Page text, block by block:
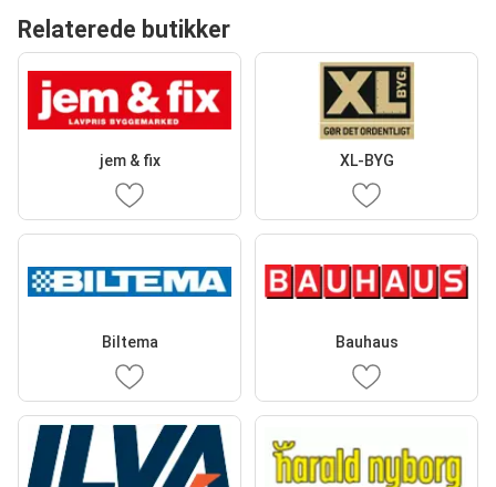
Relaterede butikker
jem & fix XL-BYG
Biltema Bauhaus